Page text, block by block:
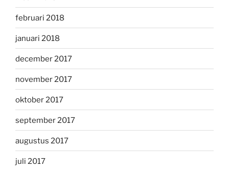
februari 2018
januari 2018
december 2017
november 2017
oktober 2017
september 2017
augustus 2017
juli 2017